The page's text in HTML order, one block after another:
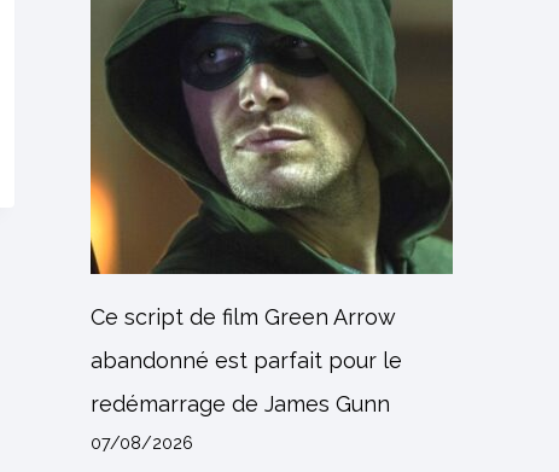
Ce script de film Green Arrow
abandonné est parfait pour le
redémarrage de James Gunn
07/08/2026